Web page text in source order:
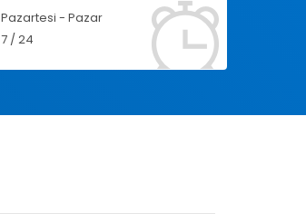
Pazartesi - Pazar
7 / 24